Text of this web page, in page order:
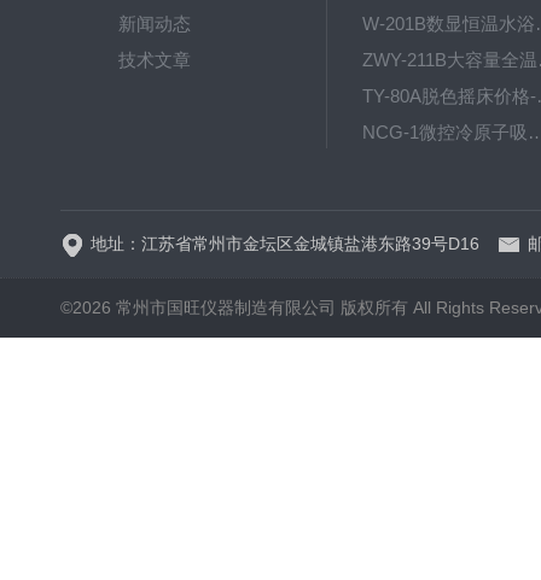
新闻动态
技术文章
W-
TY-
NCG-1微控冷
地址：江苏省常州市金坛区金城镇盐港东路39号D16
©2026 常州市国旺仪器制造有限公司 版权所有 All Rights